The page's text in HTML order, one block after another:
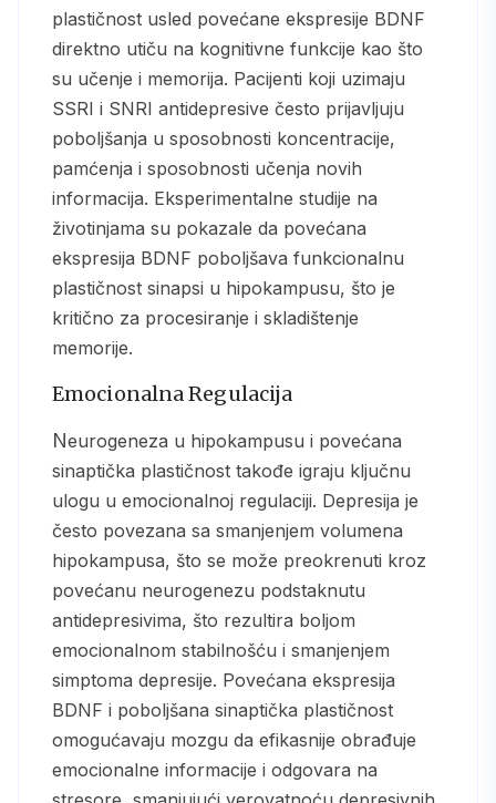
plastičnost usled povećane ekspresije BDNF
direktno utiču na kognitivne funkcije kao što
su učenje i memorija. Pacijenti koji uzimaju
SSRI i SNRI antidepresive često prijavljuju
poboljšanja u sposobnosti koncentracije,
pamćenja i sposobnosti učenja novih
informacija. Eksperimentalne studije na
životinjama su pokazale da povećana
ekspresija BDNF poboljšava funkcionalnu
plastičnost sinapsi u hipokampusu, što je
kritično za procesiranje i skladištenje
memorije.
Emocionalna Regulacija
Neurogeneza u hipokampusu i povećana
sinaptička plastičnost takođe igraju ključnu
ulogu u emocionalnoj regulaciji. Depresija je
često povezana sa smanjenjem volumena
hipokampusa, što se može preokrenuti kroz
povećanu neurogenezu podstaknutu
antidepresivima, što rezultira boljom
emocionalnom stabilnošću i smanjenjem
simptoma depresije. Povećana ekspresija
BDNF i poboljšana sinaptička plastičnost
omogućavaju mozgu da efikasnije obrađuje
emocionalne informacije i odgovara na